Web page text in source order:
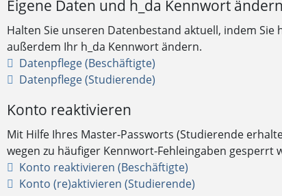
Eigene Daten und h_da Kennwort ändern
Halten Sie unseren Datenbestand aktuell, indem
außerdem Ihr h_da Kennwort ändern.
Datenpflege (Beschäftigte)
Datenpflege (Studierende)
Konto reaktivieren
Mit Hilfe Ihres Master-Passworts (Studierende
wegen zu häufiger Kennwort-Fehleingaben gesperrt
Konto reaktivieren (Beschäftigte)
Konto (re)aktivieren (Studierende)